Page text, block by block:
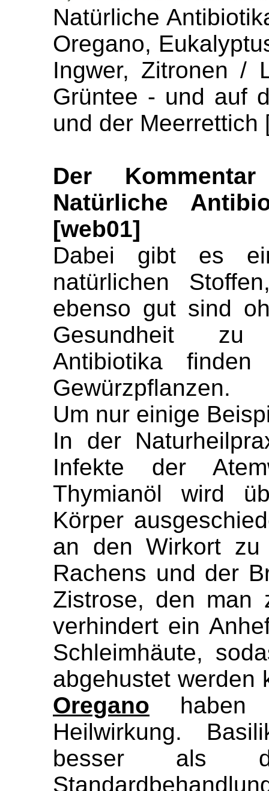
Natürliche
Oregano,
Ingwer, Zitronen /
Grüntee - und auf
und der Meerrettich
Der
Natürliche
[web01]
Dabei gibt es
natürlichen
ebenso gut sind
Gesundheit zu
Antibiotika
Gewürzpflanzen.
Um nur einige
In der
Infekte der
Thymianöl wird
Körper
an den Wirkort zu
Rachens und der
Zistrose, den man
verhindert ein
Schleimhäute,
abgehustet werden
Oregano haben
Heilwirkung.
besser als die